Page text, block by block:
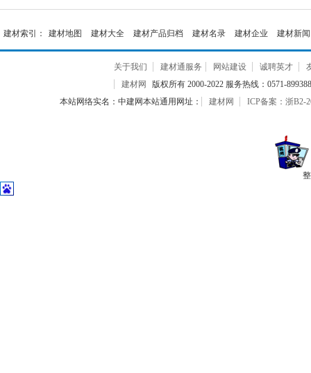
建材索引： 建材地图 建材大全 建材产品归档 建材名录 建材企业 建材新闻
关于我们 建材通服务 网站建设 诚聘英才
建材网
版权所有 2000-2022 服务热线：0571-
本站网络实名：中建网本站通用网址：
建材网 ICP备案：浙B2-